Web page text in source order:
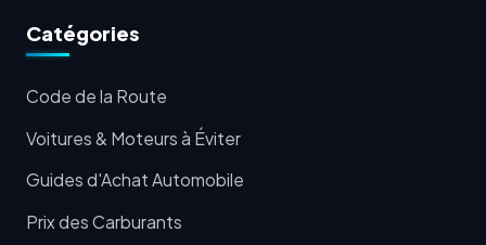
Catégories
Code de la Route
Voitures & Moteurs à Éviter
Guides d'Achat Automobile
Prix des Carburants